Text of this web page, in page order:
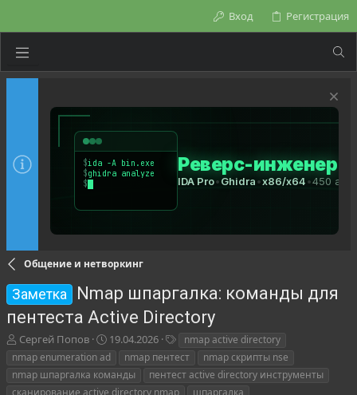
Вход Регистрация
Общение и нетворкинг
Заметка
Nmap шпаргалка: команды для
пентеста Active Directory
А
в
о
Сергей Попов
Д
а
а
19.04.2026
е
и
nmap active directory
nmap enumeration ad
nmap пентест
nmap скрипты nse
nmap шпаргалка команды
пентест active directory инструменты
сканирование active directory nmap
шпаргалка